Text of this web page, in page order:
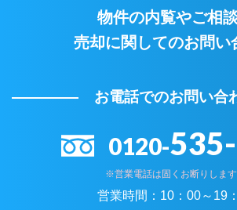
物件の内覧やご相談
売却に関してのお問い
お電話でのお問い合
0120-
※営業電話は固くお断りします
営業時間： 10：00～19